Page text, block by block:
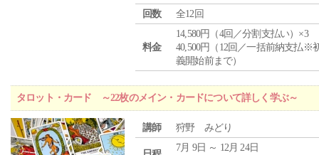
回数
全12回
料金
14,580円（4回／分割支払い）×3
40,500円（12回／一括前納支払※
義開始前まで）
タロット・カード ～22枚のメイン・カードについて詳しく学ぶ～
講師 狩野 みどり
7月 9日 ～ 12月 24日